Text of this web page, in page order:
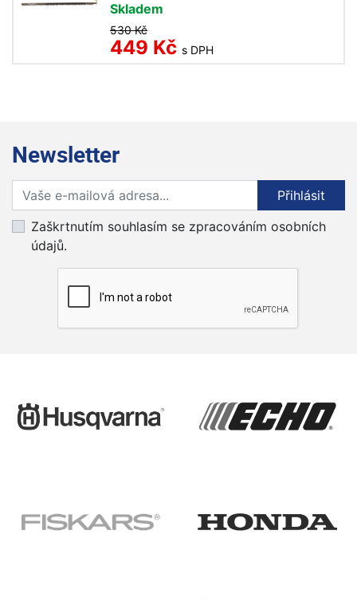
Skladem
530 Kč
449 Kč s DPH
Newsletter
Přihlaste se k odběru novinek
Přihlásit
Zaškrtnutím souhlasím se zpracováním osobních
údajů.